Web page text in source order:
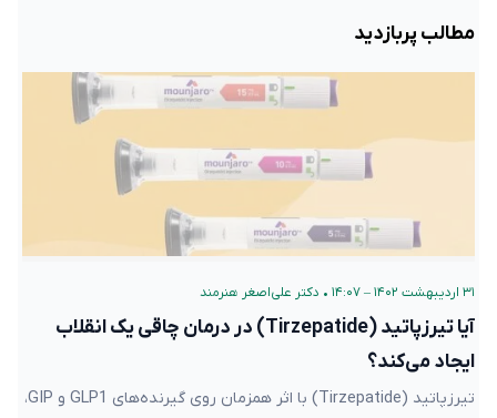
مطالب پربازدید
۳۱ اردیبهشت ۱۴۰۲ – ۱۴:۰۷ • دکتر علی‌اصغر هنرمند
آیا تیرزپاتید (Tirzepatide) در درمان چاقی یک انقلاب
ایجاد می‌کند؟
تیرزپاتید (Tirzepatide) با اثر همزمان روی گیرنده‌های GLP1 و GIP،